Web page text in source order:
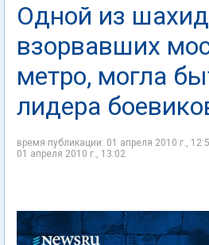
Одной из
взорвавших
метро, могла
лидера
время публикации: 01 апреля 2010 г.,
01 апреля 2010 г., 13:02